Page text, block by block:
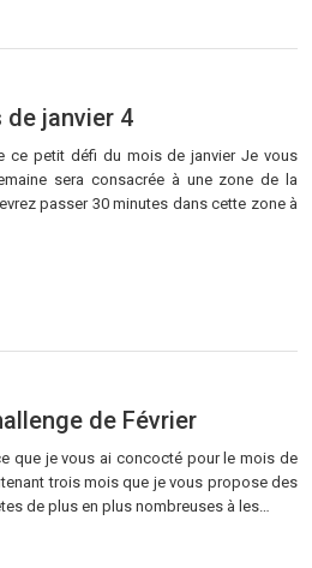
janvier 4
ce petit défi du mois de janvier Je vous
sera consacrée à une zone de la
passer 30 minutes dans cette zone à
de Février
que je vous ai concocté pour le mois de
trois mois que je vous propose des
de plus en plus nombreuses à les…